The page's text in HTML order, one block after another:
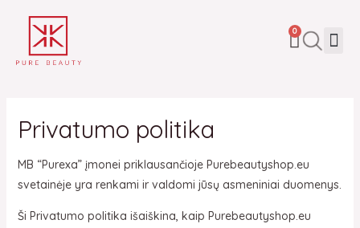
0 CART
Privatumo politika
MB “Purexa” įmonei priklausančioje Purebeautyshop.eu
svetainėje yra renkami ir valdomi jūsų asmeniniai duomenys.
Ši Privatumo politika išaiškina, kaip Purebeautyshop.eu